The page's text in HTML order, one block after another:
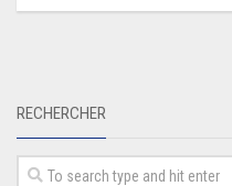
RECHERCHER